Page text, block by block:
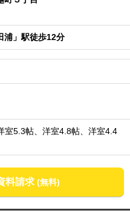
浦」駅徒歩12分
室5.3帖、洋室4.8帖、洋室4.4
料請求 (無料)